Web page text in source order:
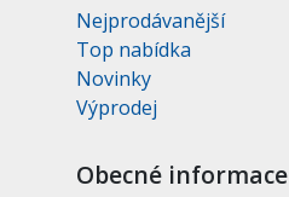
Nejprodávanější
Top nabídka
Novinky
Výprodej
Obecné informace